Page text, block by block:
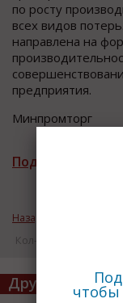
по росту
всех видов
направлена на
предприятия.
Минпромторг
Подписаться на
Назад к рубрике
Кол-во просмотров:
Другие статьи
чтобы